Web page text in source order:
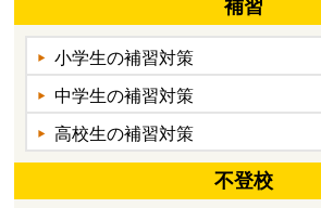
補習
小学生の補習対策
中学生の補習対策
高校生の補習対策
不登校